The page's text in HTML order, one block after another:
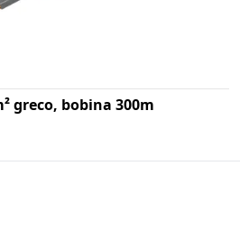
greco, bobina 300m